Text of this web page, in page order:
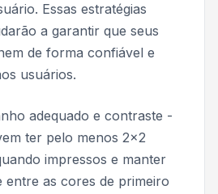
Essas estratégias
a garantir que seus
de forma confiável e
usuários.
adequado e contraste -
ter pelo menos 2x2
impressos e manter
entre as cores de primeiro